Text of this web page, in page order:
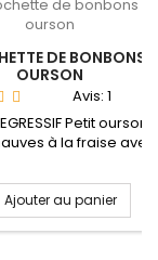
DE BONBONS
OURSON
Avis: 1
Petit ourson
à la fraise avec
Ajouter au panier